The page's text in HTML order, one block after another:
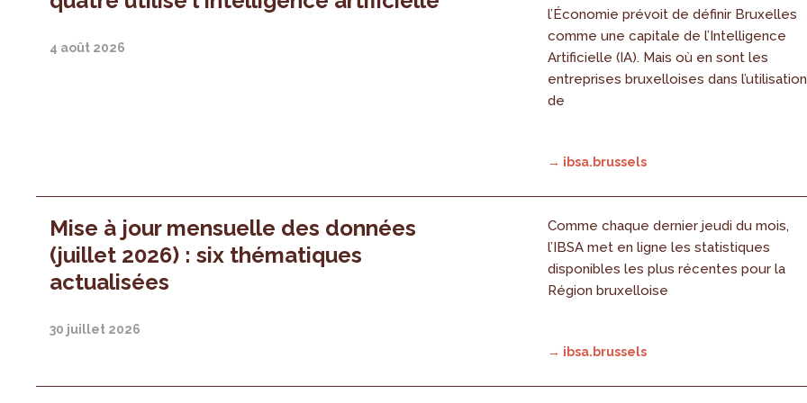
4 août 2026
l’Économie prévoit de définir Bruxelles
comme une capitale de l’Intelligence
Artificielle (IA). Mais où en sont les
entreprises bruxelloises dans l’utilisation
de
→ ibsa.brussels
Mise à jour mensuelle des données
(juillet 2026) : six thématiques
actualisées
30 juillet 2026
Comme chaque dernier jeudi du mois,
l’IBSA met en ligne les statistiques
disponibles les plus récentes pour la
Région bruxelloise
→ ibsa.brussels